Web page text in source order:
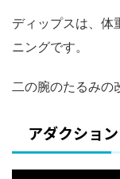
ディップスは、体
ニングです。
二の腕のたるみの
アダクション